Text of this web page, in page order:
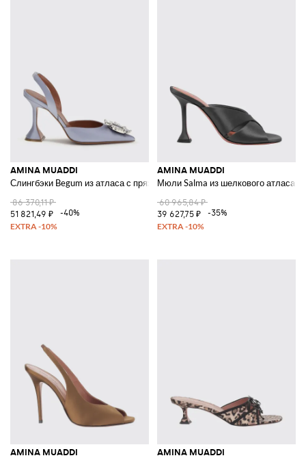
AMINA MUADDI
Слингбэки Begum из атласа с пряжкой-драгоценностью
86 370,11 ₽
51 821,49 ₽
-40%
AMINA MUADDI
Мюли Salma из шелкового атласа
60 965,84 ₽
39 627,75 ₽
-35%
AMINA MUADDI AMINA MUADDI